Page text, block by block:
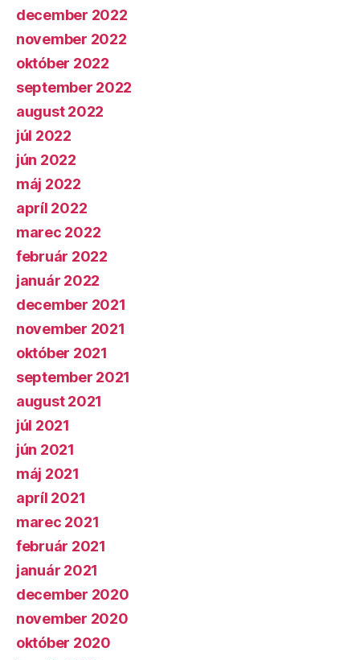
december 2022
november 2022
október 2022
september 2022
august 2022
júl 2022
jún 2022
máj 2022
apríl 2022
marec 2022
február 2022
január 2022
december 2021
november 2021
október 2021
september 2021
august 2021
júl 2021
jún 2021
máj 2021
apríl 2021
marec 2021
február 2021
január 2021
december 2020
november 2020
október 2020